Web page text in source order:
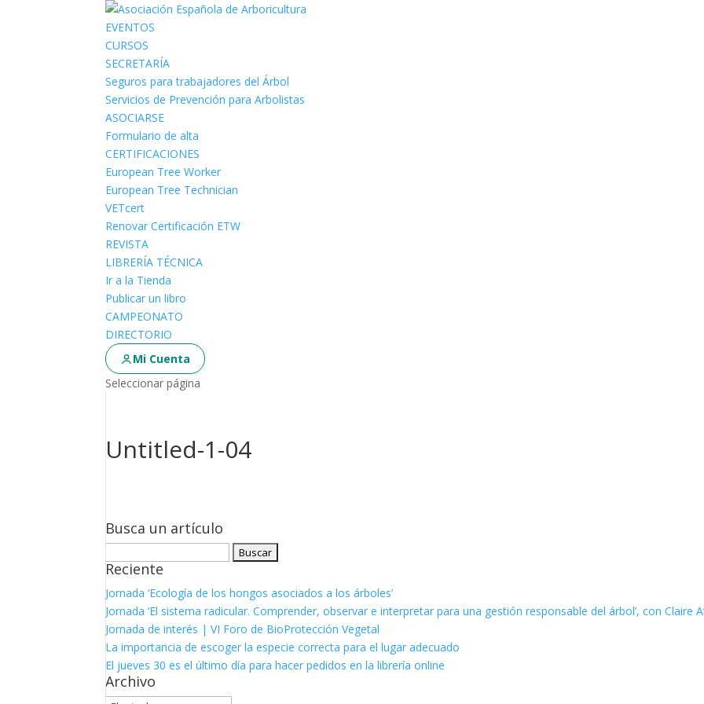
EVENTOS
CURSOS
SECRETARÍA
Seguros para trabajadores del Árbol
Servicios de Prevención para Arbolistas
ASOCIARSE
Formulario de alta
CERTIFICACIONES
European Tree Worker
European Tree Technician
VETcert
Renovar Certificación ETW
REVISTA
LIBRERÍA TÉCNICA
Ir a la Tienda
Publicar un libro
CAMPEONATO
DIRECTORIO
Mi Cuenta
Seleccionar página
Untitled-1-04
Busca un artículo
Reciente
Jornada ‘Ecología de los hongos asociados a los árboles’
Jornada ‘El sistema radicular. Comprender, observar e interpretar para una gestión responsable del árbol’, con Claire
Jornada de interés | VI Foro de BioProtección Vegetal
La importancia de escoger la especie correcta para el lugar adecuado
El jueves 30 es el último día para hacer pedidos en la librería online
Archivo